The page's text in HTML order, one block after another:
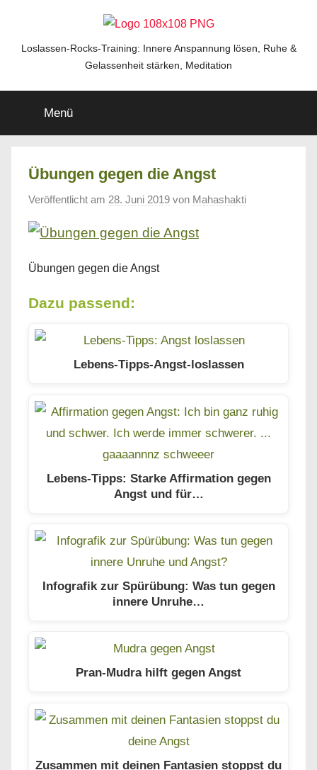
springenLoslassen-
Rocks-
Training
Loslassen-Rocks-Training: Innere Anspannung lösen, Ruhe &
Gelassenheit stärken, Meditation
Menü
Übungen gegen die Angst
Veröffentlicht am 28. Juni 2019 von Mahashakti
Übungen gegen die Angst
Dazu passend:
Lebens-Tipps-Angst-loslassen
Lebens-Tipps: Starke Affirmation gegen
Angst und für…
Infografik zur Spürübung: Was tun gegen
innere Unruhe…
Pran-Mudra hilft gegen Angst
Zusammen mit deinen Fantasien stoppst du